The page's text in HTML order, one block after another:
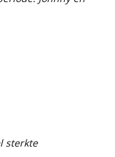
sterkte